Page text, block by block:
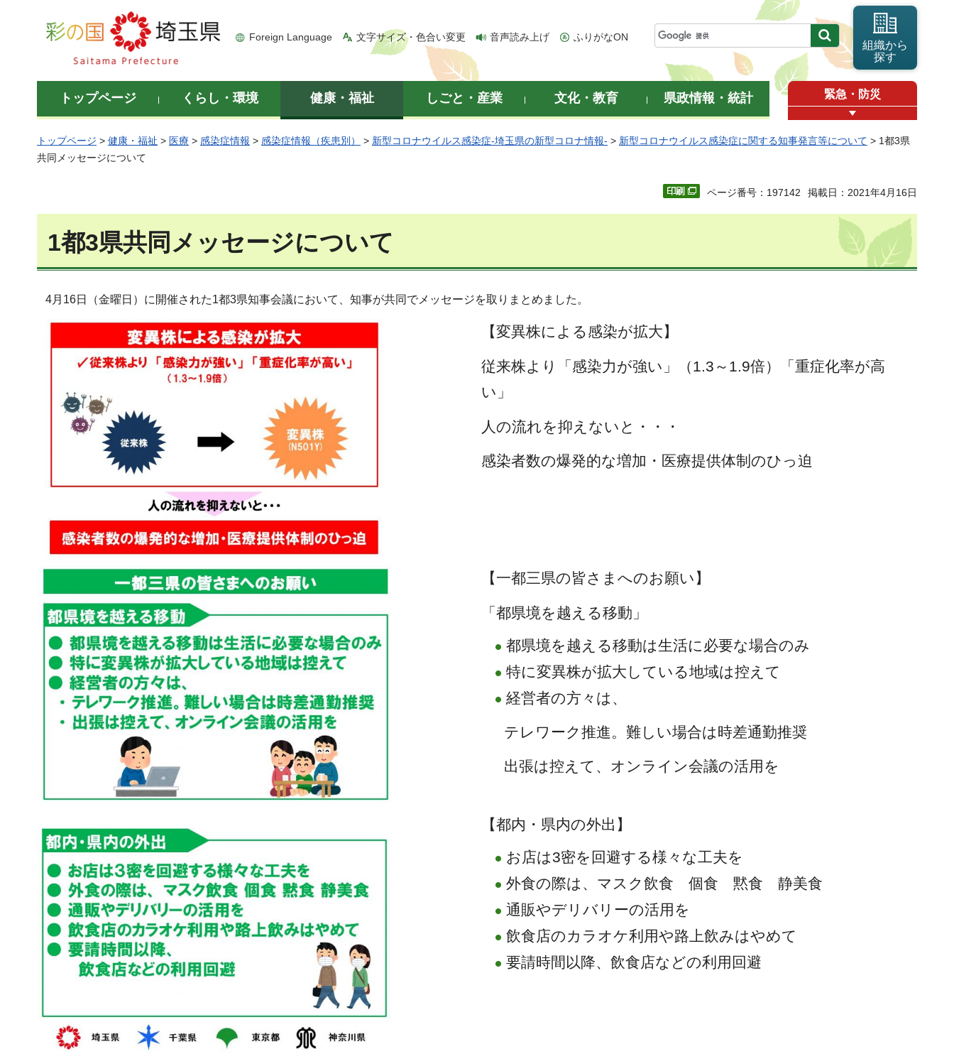
彩の国 埼玉県
Foreign Language 文字サイズ・色合い変更 音声読み上げ ふりがなON
組織から
探す
トップページ くらし・環境 健康・福祉 しごと・産業 文化・教育 県政情報・統計 緊急・防災
トップページ > 健康・福祉 > 医療 > 感染症情報 > 感染症情報（疾患別） > 新型コロナウイルス感染症-埼玉県の新型コロナ情報- > 新型コロナウイルス感染症に関する知事発言等について > 1都3県
共同メッセージについて
ページ番号：197142 掲載日：2021年4月16日
1都3県共同メッセージについて
4月16日（金曜日）に開催された1都3県知事会議において、知事が共同でメッセージを取りまとめました。
【変異株による感染が拡大】
従来株より「感染力が強い」（1.3～1.9倍）「重症化率が高
い」
人の流れを抑えないと・・・
感染者数の爆発的な増加・医療提供体制のひっ迫
【一都三県の皆さまへのお願い】
「都県境を越える移動」
都県境を越える移動は生活に必要な場合のみ
特に変異株が拡大している地域は控えて
経営者の方々は、
テレワーク推進。難しい場合は時差通勤推奨
出張は控えて、オンライン会議の活用を
【都内・県内の外出】
お店は3密を回避する様々な工夫を
外食の際は、マスク飲食 個食 黙食 静美食
通販やデリバリーの活用を
飲食店のカラオケ利用や路上飲みはやめて
要請時間以降、飲食店などの利用回避